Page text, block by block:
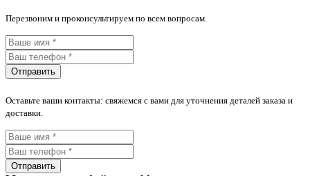
Перезвоним и проконсультируем по всем вопросам.
Отправить
Оставьте ваши контакты: свяжемся с вами для уточнения деталей заказа и
доставки.
Отправить